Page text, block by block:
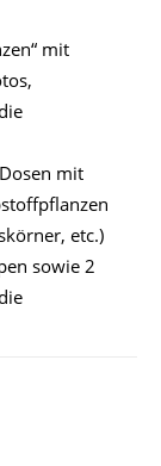
mit
mit
etc.)
sowie 2